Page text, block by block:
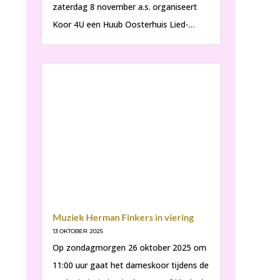
zaterdag 8 november a.s. organiseert
Koor 4U een Huub Oosterhuis Lied-…
Muziek Herman Finkers in viering
13 OKTOBER 2025
Op zondagmorgen 26 oktober 2025 om
11:00 uur gaat het dameskoor tijdens de